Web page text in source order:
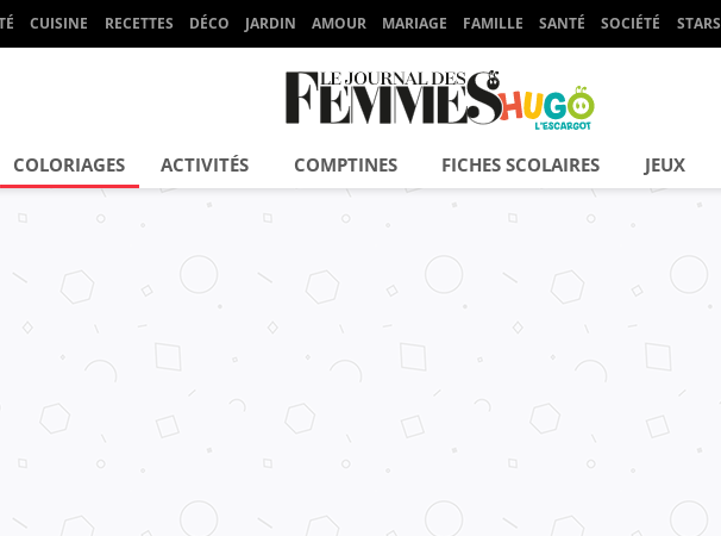
CUISINE RECETTES DÉCO JARDIN AMOUR MARIAGE FAMILLE SANTÉ SOCIÉTÉ STARS
COLORIAGES ACTIVITÉS COMPTINES FICHES SCOLAIRES JEUX